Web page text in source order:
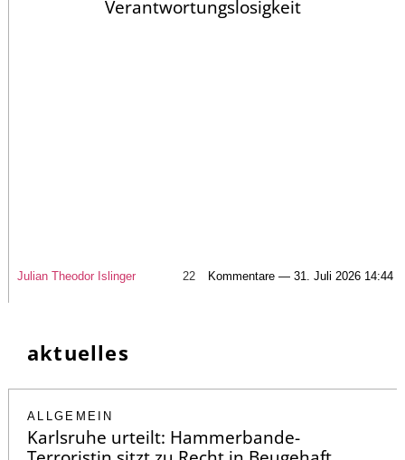
Verantwortungslosigkeit
Julian Theodor Islinger 22 Kommentare — 31. Juli 2026 14:44
aktuelles
ALLGEMEIN
Karlsruhe urteilt: Hammerbande-